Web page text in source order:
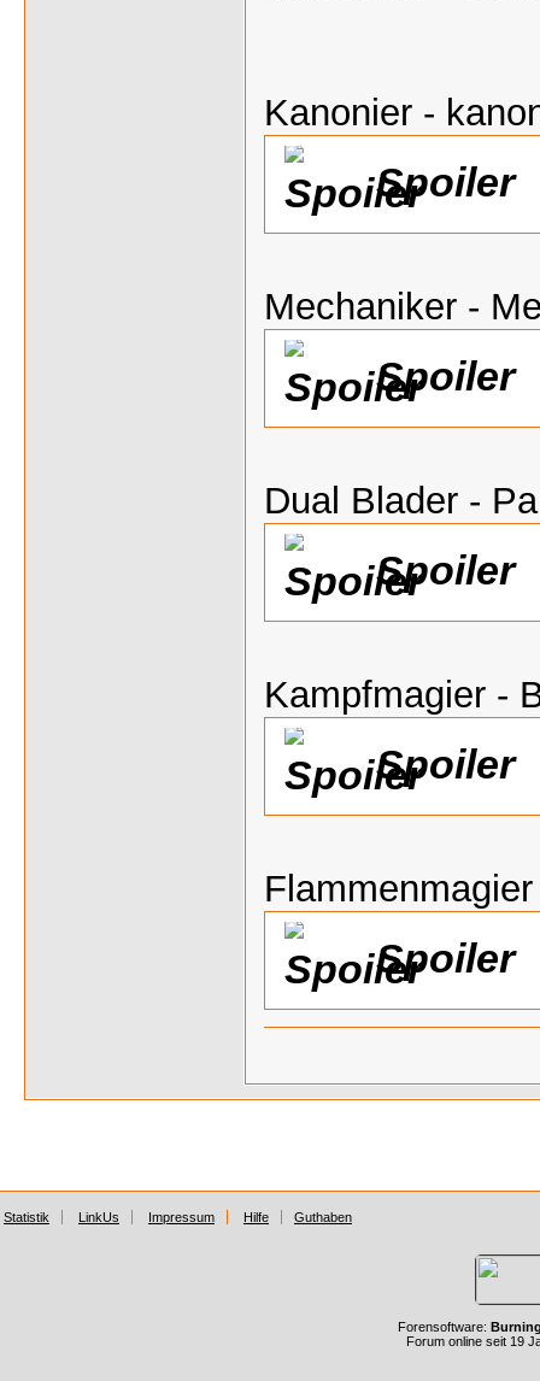
Kanonier -
Spoiler
Mechaniker -
Spoiler
Dual Blader -
Spoiler
Kampfmagier -
Spoiler
Spoiler
Statistik LinkUs Impressum Hilfe Guthaben
Forensoftware:
Forum online seit 19